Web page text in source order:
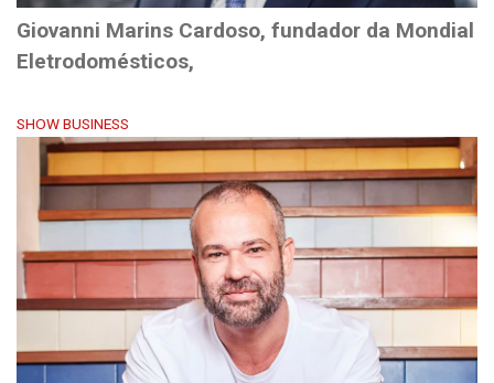
Giovanni Marins Cardoso, fundador da Mondial
Eletrodomésticos,
SHOW BUSINESS